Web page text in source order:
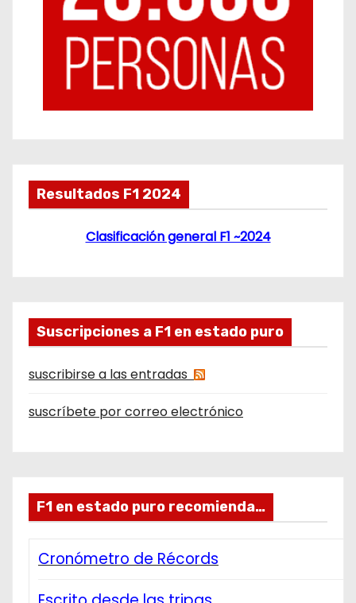
Resultados F1 2024
Clasificación general F1 ~2024
Suscripciones a F1 en estado puro
suscribirse a las entradas
suscríbete por correo electrónico
F1 en estado puro recomienda…
Cronómetro de Récords